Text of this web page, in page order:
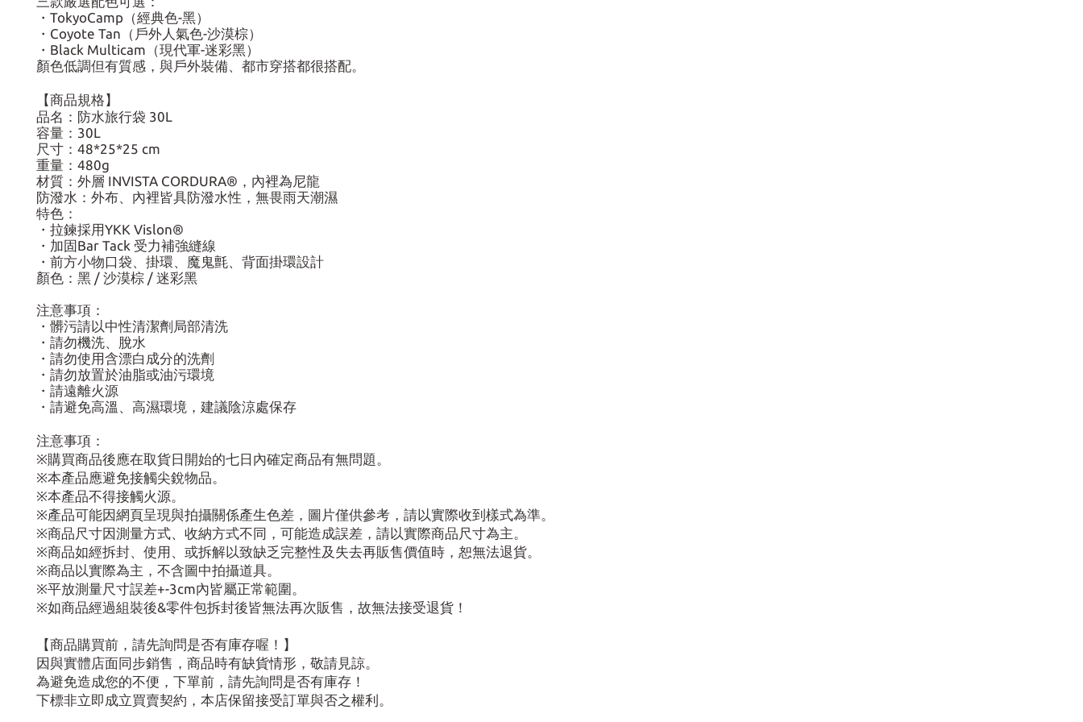
・TokyoCamp（經典色-黑）
・Coyote Tan（戶外人氣色-沙漠棕）
・Black Multicam（現代軍-迷彩黑）
顏色低調但有質感，與戶外裝備、都市穿搭都很搭配。
【商品規格】
品名：防水旅行袋 30L
容量：30L
尺寸：48*25*25 cm
重量：480g
材質：外層 INVISTA CORDURA®，內裡為尼龍
防潑水：外布、內裡皆具防潑水性，無畏雨天潮濕
特色：
・拉鍊採用YKK Vislon®
・加固Bar Tack 受力補強縫線
・前方小物口袋、掛環、魔鬼氈、背面掛環設計
顏色：黑 / 沙漠棕 / 迷彩黑
注意事項：
・髒污請以中性清潔劑局部清洗
・請勿機洗、脫水
・請勿使用含漂白成分的洗劑
・請勿放置於油脂或油污環境
・請遠離火源
・請避免高溫、高濕環境，建議陰涼處保存
注意事項：
※購買商品後應在取貨日開始的七日內確定商品有無問題。
※本產品應避免接觸尖銳物品。
※本產品不得接觸火源。
※產品可能因網頁呈現與拍攝關係產生色差，圖片僅供參考，請以實際收到樣式為準。
※商品尺寸因測量方式、收納方式不同，可能造成誤差，請以實際商品尺寸為主。
※商品如經拆封、使用、或拆解以致缺乏完整性及失去再販售價值時，恕無法退貨。
※商品以實際為主，不含圖中拍攝道具。
※平放測量尺寸誤差+-3cm內皆屬正常範圍。
※如商品經過組裝後&零件包拆封後皆無法再次販售，故無法接受退貨！
【商品購買前，請先詢問是否有庫存喔！】
因與實體店面同步銷售，商品時有缺貨情形，敬請見諒。
為避免造成您的不便，下單前，請先詢問是否有庫存！
下標非立即成立買賣契約，本店保留接受訂單與否之權利。